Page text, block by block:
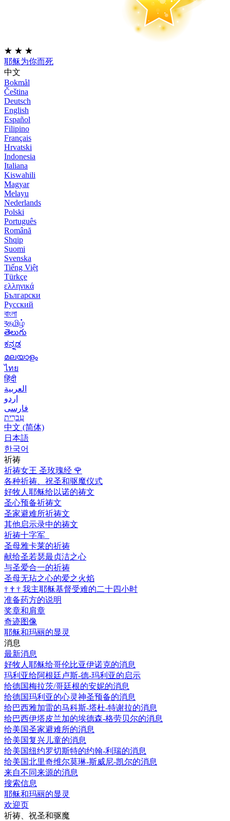
★ ★ ★
耶稣为你而死
中文
Bokmål
Čeština
Deutsch
English
Español
Filipino
Français
Hrvatski
Indonesia
Italiana
Kiswahili
Magyar
Melayu
Nederlands
Polski
Português
Română
Shqip
Suomi
Svenska
Tiếng Việt
Türkçe
ελληνικά
Български
Русский
বাংলা
বதமிழ்
తెలుగు
ಕನ್ನಡ
മലയാളം
ไทย
हिंदी
العربية
اردو
فارسی
עִברִית
中文 (简体)
日本語
한국어
祈祷
祈祷女王 圣玫瑰经 🌹
各种祈祷、祝圣和驱魔仪式
好牧人耶稣给以诺的祷文
圣心预备祈祷文
圣家避难所祈祷文
其他启示录中的祷文
祈祷十字军
圣母雅卡莱的祈祷
献给圣若瑟最贞洁之心
与圣爱合一的祈祷
圣母无玷之心的爱之火焰
† † † 我主耶稣基督受难的二十四小时
准备药方的说明
奖章和肩章
奇迹图像
耶稣和玛丽的显灵
消息
最新消息
好牧人耶稣给哥伦比亚伊诺克的消息
玛利亚给阿根廷卢斯-德-玛利亚的启示
给德国梅拉茨/哥廷根的安妮的消息
给德国玛利亚的心灵神圣预备的消息
给巴西雅加雷的马科斯-塔杜-特谢拉的消息
给巴西伊塔皮兰加的埃德森-格劳贝尔的消息
给美国圣家避难所的消息
给美国复兴儿童的消息
给美国纽约罗切斯特的约翰-利瑞的消息
给美国北里奇维尔莫琳-斯威尼-凯尔的消息
来自不同来源的消息
搜索信息
耶稣和玛丽的显灵
欢迎页
祈祷、祝圣和驱魔